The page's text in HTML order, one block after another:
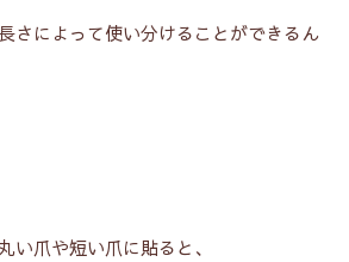
さによって使い分けることができるん
い爪や短い爪に貼ると、